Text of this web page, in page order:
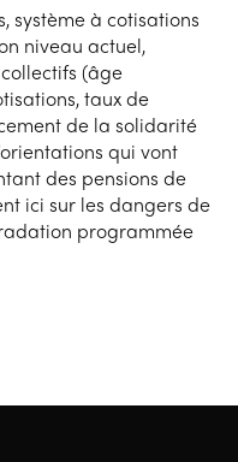
système à cotisations
niveau actuel,
(âge
taux de
de la solidarité
qui vont
des pensions de
ici sur les dangers de
programmée